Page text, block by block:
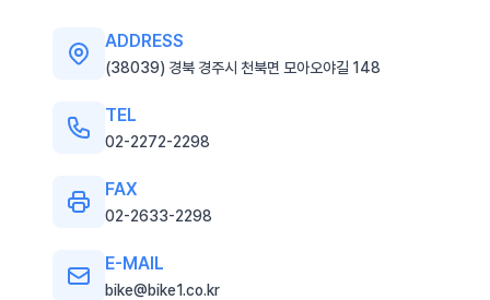
ADDRESS
(38039) 경북 경주시 천북면 모아오야길 148
TEL
02-2272-2298
FAX
02-2633-2298
E-MAIL
bike@bike1.co.kr